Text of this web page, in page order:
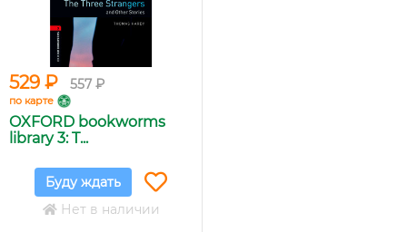
529 ₽ 557 ₽
по карте
OXFORD bookworms
library 3: T...
Буду ждать
Нет в наличии